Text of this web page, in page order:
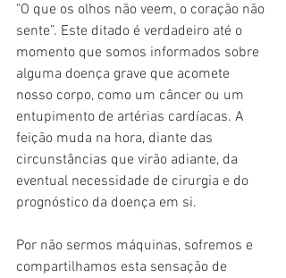
"O que os olhos não veem, o coração não
sente”. Este ditado é verdadeiro até o
momento que somos informados sobre
alguma doença grave que acomete
nosso corpo, como um câncer ou um
entupimento de artérias cardíacas. A
feição muda na hora, diante das
circunstâncias que virão adiante, da
eventual necessidade de cirurgia e do
prognóstico da doença em si.
Por não sermos máquinas, sofremos e
compartilhamos esta sensação de